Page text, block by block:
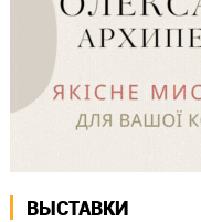
ВЫСТАВКИ